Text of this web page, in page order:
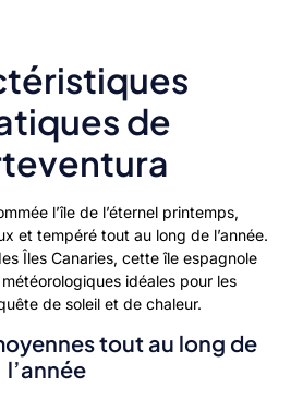
de
l’île de l’éternel printemps,
et tempéré tout au long de l’année.
Îles Canaries, cette île espagnole
idéales pour les
de soleil et de chaleur.
tout au long de
l’année